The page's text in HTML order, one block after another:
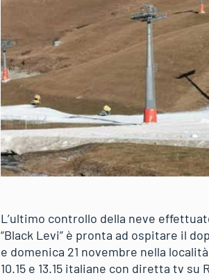
L’ultimo controllo della neve
“Black Levi” è pronta ad ospitare il
e domenica 21 novembre nella
10.15 e 13.15 italiane con diretta tv